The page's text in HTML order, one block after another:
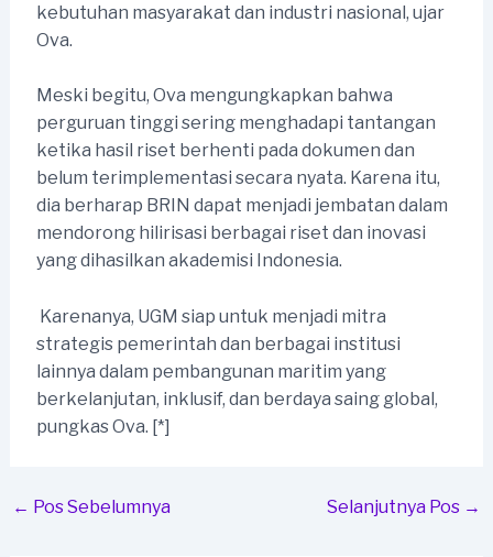
kebutuhan masyarakat dan industri nasional, ujar
Ova.
Meski begitu, Ova mengungkapkan bahwa
perguruan tinggi sering menghadapi tantangan
ketika hasil riset berhenti pada dokumen dan
belum terimplementasi secara nyata. Karena itu,
dia berharap BRIN dapat menjadi jembatan dalam
mendorong hilirisasi berbagai riset dan inovasi
yang dihasilkan akademisi Indonesia.
 Karenanya, UGM siap untuk menjadi mitra
strategis pemerintah dan berbagai institusi
lainnya dalam pembangunan maritim yang
berkelanjutan, inklusif, dan berdaya saing global,
pungkas Ova. [*]
Post
← Pos Sebelumnya Selanjutnya Pos →